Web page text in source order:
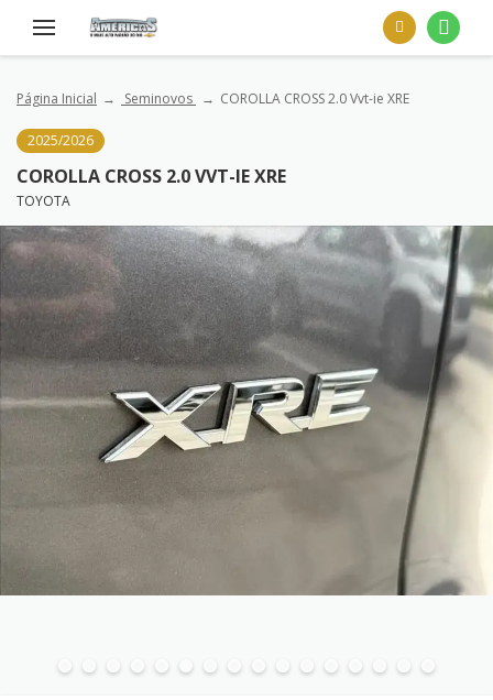
Página Inicial Seminovos COROLLA CROSS 2.0 Vvt-ie XRE
2025/2026
COROLLA CROSS 2.0 VVT-IE XRE
TOYOTA